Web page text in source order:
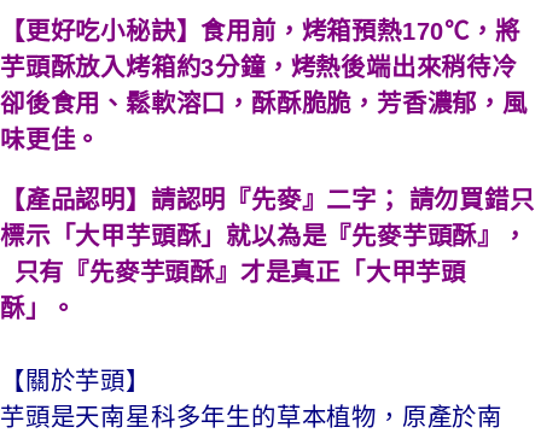
【更好吃小秘訣】食用前，烤箱預熱170℃，將
芋頭酥放入烤箱約3分鐘，烤熱後端出來稍待冷
卻後食用、鬆軟溶口，酥酥脆脆，芳香濃郁，風
味更佳。
【產品認明】請認明『先麥』二字； 請勿買錯只
標示「大甲芋頭酥」就以為是『先麥芋頭酥』，
只有『先麥芋頭酥』才是真正「大甲芋頭
酥」。
【關於芋頭】
芋頭是天南星科多年生的草本植物，原產於南